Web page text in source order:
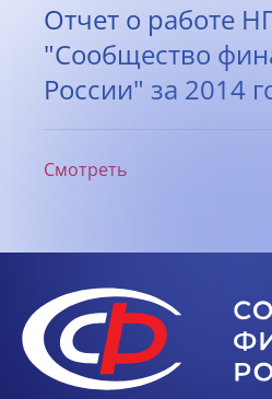
Отчет о работе
"Сообщество
России" за 2014
Смотреть